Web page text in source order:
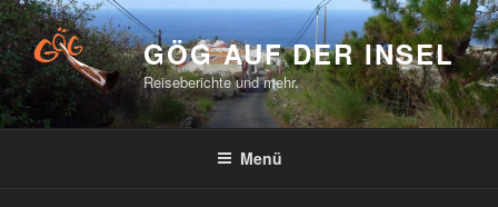
Zum
Inhalt
springen
GÖG AUF DER INSEL
Reiseberichte und mehr.
Menü